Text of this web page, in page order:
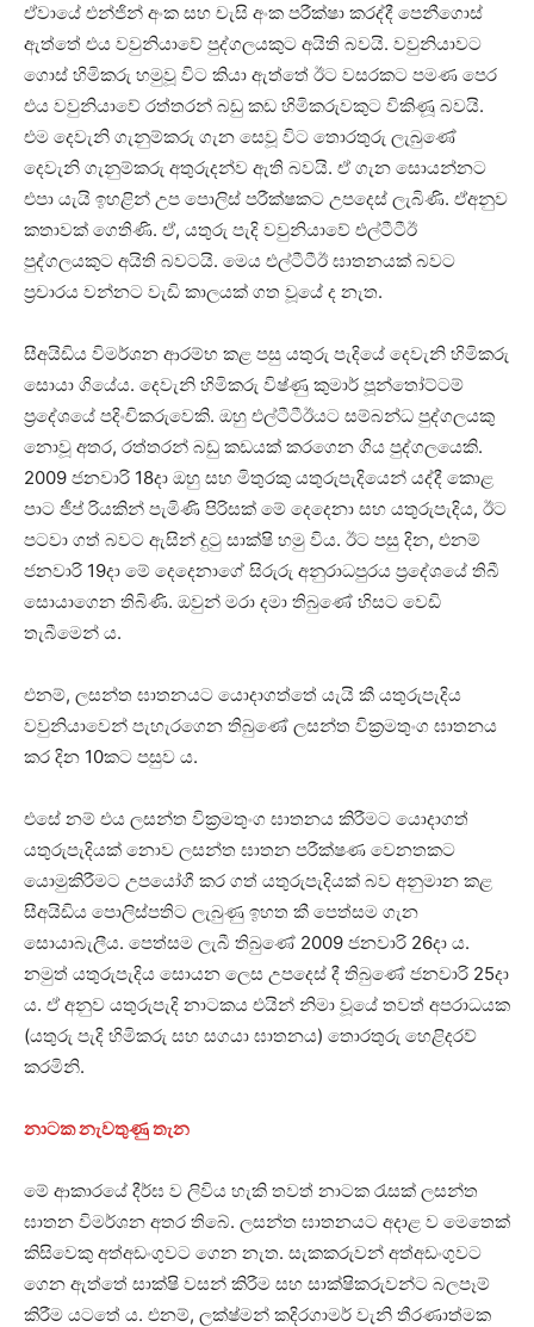
ඒවායේ එන්ජින් අංක සහ චැසි අංක පරීක්ෂා කරද්දී පෙනීගොස්
ඇත්තේ එය වවුනියාවේ පුද්ගලයකුට අයිති බවයි. වවුනියාවට
ගොස් හිමිකරු හමුවූ විට කියා ඇත්තේ ඊට වසරකට පමණ පෙර
එය වවුනියාවේ රත්තරන් බඩු කඩ හිමිකරුවකුට විකිණූ බවයි.
එම දෙවැනි ගැනුම්කරු ගැන සෙවූ විට තොරතුරු ලැබුණේ
දෙවැනි ගැනුම්කරු අතුරුදන්ව ඇති බවයි. ඒ ගැන සොයන්නට
එපා යැයි ඉහළින් උප පොලිස් පරීක්ෂකට උපදෙස් ලැබිණි. ඒඅනුව
කතාවක් ගෙතිණි. ඒ, යතුරු පැදි වවුනියාවේ එල්ටීටීඊ
පුද්ගලයකුට අයිති බවටයි. මෙය එල්ටීටීඊ ඝාතනයක් බවට
ප්‍රචාරය වන්නට වැඩි කාලයක් ගත වූයේ ද නැත.
සීඅයිඩිය විමර්ශන ආරම්භ කළ පසු යතුරු පැදියේ දෙවැනි හිමිකරු
සොයා ගියේය. දෙවැනි හිමිකරු විෂ්ණු කුමාර් පූන්තෝට්ටම්
ප්‍රදේශයේ පදිංචිකරුවෙකි. ඔහු එල්ටීටීඊයට සම්බන්ධ පුද්ගලයකු
නොවූ අතර, රත්තරන් බඩු කඩයක් කරගෙන ගිය පුද්ගලයෙකි.
2009 ජනවාරි 18දා ඔහු සහ මිතුරකු යතුරුපැදියෙන් යද්දී කොළ
පාට ජීප් රියකින් පැමිණි පිරිසක් මේ දෙදෙනා සහ යතුරුපැදිය, ඊට
පටවා ගත් බවට ඇසින් දුටු සාක්ෂි හමු විය. ඊට පසු දින, එනම්
ජනවාරි 19දා මේ දෙදෙනාගේ සිරුරු අනුරාධපුරය ප්‍රදේශයේ තිබී
සොයාගෙන තිබිණි. ඔවුන් මරා දමා තිබුණේ හිසට වෙඩි
තැබීමෙන් ය.
එනම්, ලසන්ත ඝාතනයට යොදාගත්තේ යැයි කී යතුරුපැදිය
වවුනියාවෙන් පැහැරගෙන තිබුණේ ලසන්ත වික්‍රමතුංග ඝාතනය
කර දින 10කට පසුව ය.
එසේ නම් එය ලසන්ත වික්‍රමතුංග ඝාතනය කිරීමට යොදාගත්
යතුරුපැදියක් නොව ලසන්ත ඝාතන පරීක්ෂණ වෙනතකට
යොමුකිරීමට උපයෝගී කර ගත් යතුරුපැදියක් බව අනුමාන කළ
සීඅයිඩිය පොලිස්පතිට ලැබුණු ඉහත කී පෙත්සම ගැන
සොයාබැලීය. පෙත්සම ලැබී තිබුණේ 2009 ජනවාරි 26දා ය.
නමුත් යතුරුපැදිය සොයන ලෙස උපදෙස් දී තිබුණේ ජනවාරි 25දා
ය. ඒ අනුව යතුරුපැදි නාටකය එයින් නිමා වූයේ තවත් අපරාධයක
(යතුරු පැදි හිමිකරු සහ සගයා ඝාතනය) තොරතුරු හෙළිදරව්
කරමිනි.
නාටක නැවතුණු තැන
මේ ආකාරයේ දීර්ඝ ව ලිවිය හැකි තවත් නාටක රැසක් ලසන්ත
ඝාතන විමර්ශන අතර තිබේ. ලසන්ත ඝාතනයට අදාළ ව මෙතෙක්
කිසිවෙකු අත්අඩංගුවට ගෙන නැත. සැකකරුවන් අත්අඩංගුවට
ගෙන ඇත්තේ සාක්ෂි වසන් කිරීම සහ සාක්ෂිකරුවන්ට බලපෑම්
කිරීම යටතේ ය. එනම්, ලක්ෂ්මන් කදිරගාමර් වැනි තීරණාත්මක